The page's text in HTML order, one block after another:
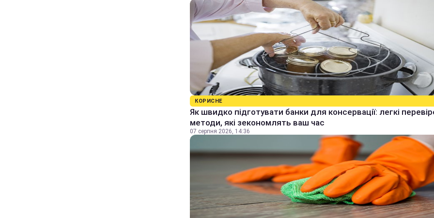
КОРИСНЕ
Як швидко підготувати банки для консервації: легкі
методи, які зекономлять ваш час
07 серпня 2026, 14:36